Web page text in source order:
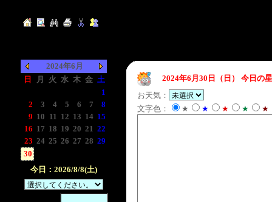
2024年6月
日
月 火 水 木 金 土
1
2
3 4 5 6 7
8
9 10 11 12 13 14 15
16 17 18 19 20 21 22
23 24 25 26 27 28 29
30
今日：2026/8/8(土)
2024年6月30日（日）
今日の
お天気：
文字色：
★ ★ ★ ★ ★